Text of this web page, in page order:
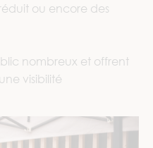
ou encore des
nombreux et offrent
visibilité